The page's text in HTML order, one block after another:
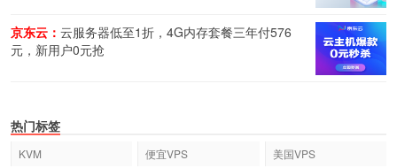
京东云： 云服务器低至1折，4G内存套餐三年付576
元，新用户0元抢
热门标签
KVM 便宜VPS
美国VPS